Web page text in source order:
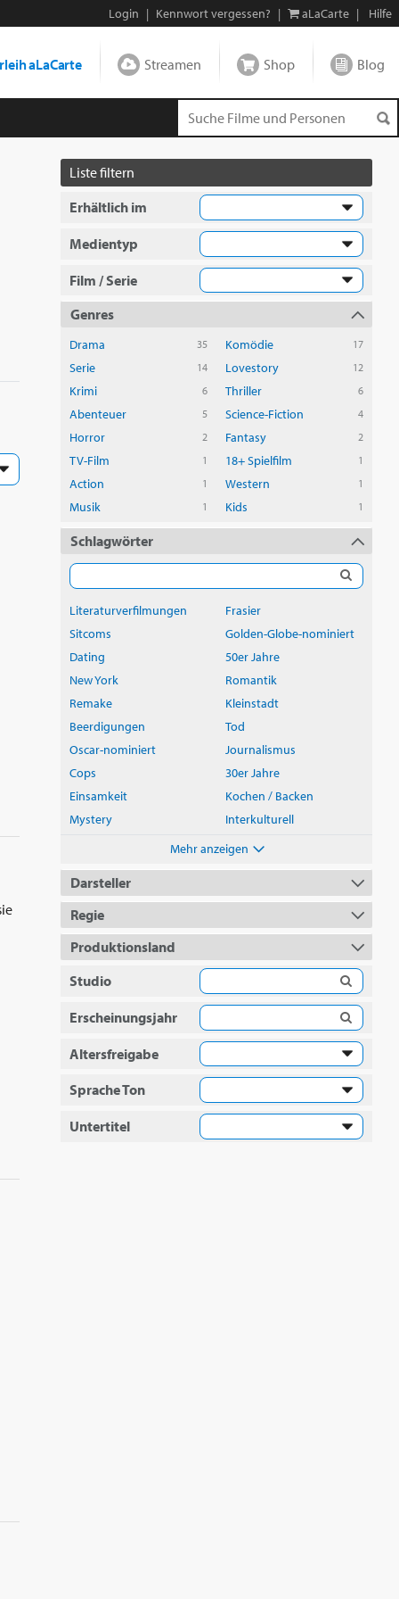
Login | Kennwort vergessen? | aLaCarte | Hilfe
aLaCarte Streamen Shop Blog
Liste filtern
Erhältlich im
Medientyp
Film / Serie
Genres
Drama 35 Komödie 17
Serie 14 Lovestory 12
Krimi 6 Thriller 6
Abenteuer 5 Science-Fiction 4
Horror 2 Fantasy 2
TV-Film 1 18+ Spielfilm 1
Action 1 Western 1
Musik 1 Kids 1
Schlagwörter
Literaturverfilmungen
Frasier
Sitcoms
Golden-Globe-nominiert
Dating
50er Jahre
New York
Romantik
Remake
Kleinstadt
Beerdigungen
Tod
Oscar-nominiert
Journalismus
Cops
30er Jahre
Einsamkeit
Kochen / Backen
Mystery
Interkulturell
Mehr anzeigen
Darsteller
Regie
Produktionsland
Studio
Erscheinungsjahr
Altersfreigabe
Sprache Ton
Untertitel